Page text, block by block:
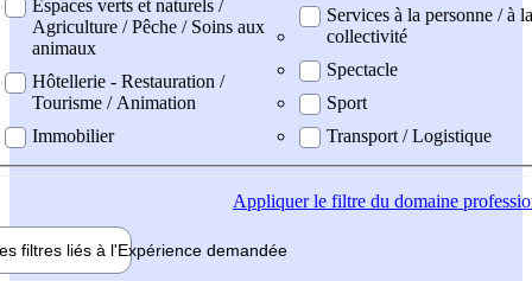
Espaces verts et naturels /
Agriculture / Pêche / Soins aux
animaux
Hôtellerie - Restauration /
Tourisme / Animation
Immobilier
Services à la personne / à la
collectivité
Spectacle
Sport
Transport / Logistique
Appliquerle filtre du domaine
filtres liés à l'Expérience demandée